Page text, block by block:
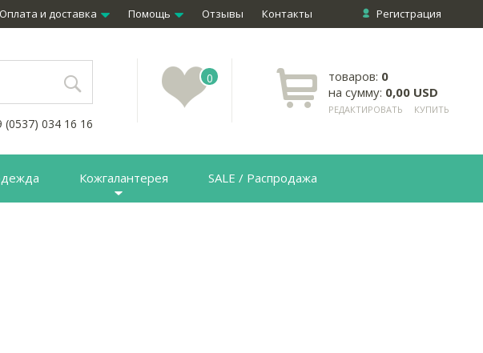
Регистрация
Оплата и доставка Помощь Отзывы Контакты
(0537) 034 16 16
0 товаров: 0
на сумму: 0,00 USD
РЕДАКТИРОВАТЬ КУПИТЬ
Кожгалантерея SALE / Распродажа